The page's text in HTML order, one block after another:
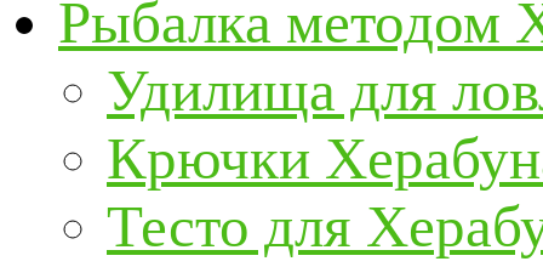
Рыбалка методом
Удилища для
Крючки
Тесто для